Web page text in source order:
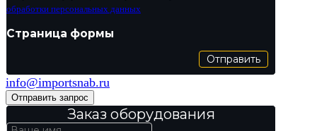
обработки персональных данных
Страница формы
Отправить
info@importsnab.ru
Отправить запрос
Заказ оборудования